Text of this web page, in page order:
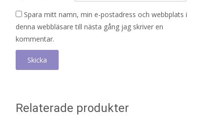
Spara mitt namn, min e-postadress och webbplats i
denna webbläsare till nästa gång jag skriver en
kommentar.
Relaterade produkter